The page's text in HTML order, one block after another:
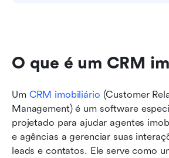
O que é um CRM
Um CRM imobiliário (Customer
Management) é um software
projetado para ajudar agentes
e agências a gerenciar suas
leads e contatos. Ele serve como